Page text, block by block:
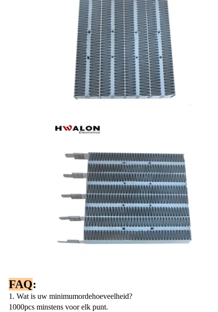
FAQ:
1. Wat is uw minimumordehoeveelheid?
1000pcs minstens voor elk punt.